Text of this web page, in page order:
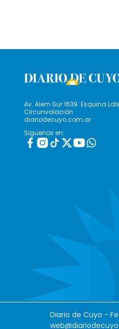
Av. Alem Sur 1639. Esquina
Circunvalación
diariodecuyo.com.ar
Siguenos en:
Diario de Cuyo -